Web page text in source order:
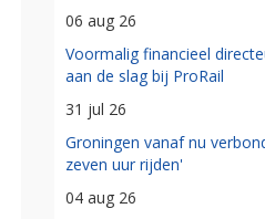
06 aug 26
Voormalig financieel
aan de slag bij ProRail
31 jul 26
Groningen vanaf nu
zeven uur rijden'
04 aug 26